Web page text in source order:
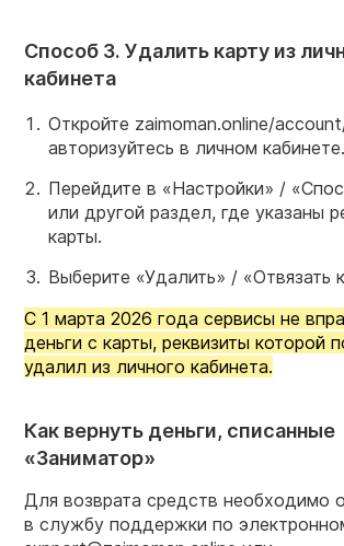
Способ 3. Удалить карту из
кабинета
Откройте zaimoman.online/
авторизуйтесь в личном кабинете.
Перейдите в «Настройки» /
или другой раздел, где указаны
карты.
Выберите «Удалить» / «Отвязать
С 1 марта 2026 года сервисы не
деньги с карты, реквизиты которой
удалил из личного кабинета.
Как вернуть деньги, списанные
«Заниматор»
Для возврата средств необходимо
в службу поддержки по